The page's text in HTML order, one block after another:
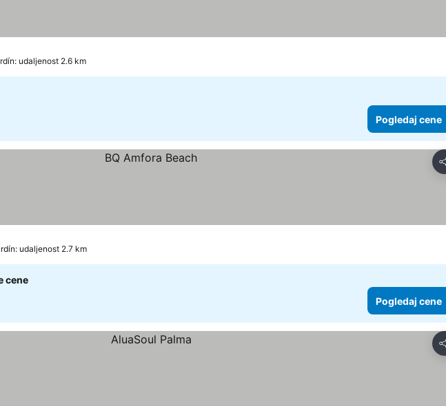
udaljenost 2.6 km
Pogledaj cene
udaljenost 2.7 km
cene
Pogledaj cene